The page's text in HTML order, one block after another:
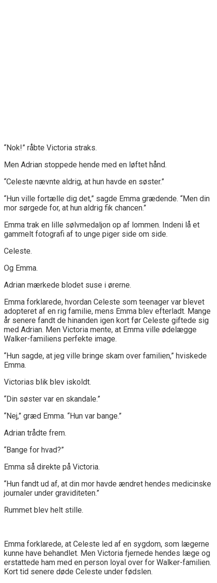
“Nok!” råbte Victoria straks.
Men Adrian stoppede hende med en løftet hånd.
“Celeste nævnte aldrig, at hun havde en søster.”
“Hun ville fortælle dig det,” sagde Emma grædende. “Men din
mor sørgede for, at hun aldrig fik chancen.”
Emma trak en lille sølvmedaljon op af lommen. Indeni lå et
gammelt fotografi af to unge piger side om side.
Celeste.
Og Emma.
Adrian mærkede blodet suse i ørerne.
Emma forklarede, hvordan Celeste som teenager var blevet
adopteret af en rig familie, mens Emma blev efterladt. Mange
år senere fandt de hinanden igen kort før Celeste giftede sig
med Adrian. Men Victoria mente, at Emma ville ødelægge
Walker-familiens perfekte image.
“Hun sagde, at jeg ville bringe skam over familien,” hviskede
Emma.
Victorias blik blev iskoldt.
“Din søster var en skandale.”
“Nej,” græd Emma. “Hun var bange.”
Adrian trådte frem.
“Bange for hvad?”
Emma så direkte på Victoria.
“Hun fandt ud af, at din mor havde ændret hendes medicinske
journaler under graviditeten.”
Rummet blev helt stille.
Emma forklarede, at Celeste led af en sygdom, som lægerne
kunne have behandlet. Men Victoria fjernede hendes læge og
erstattede ham med en person loyal over for Walker-familien.
Kort tid senere døde Celeste under fødslen.